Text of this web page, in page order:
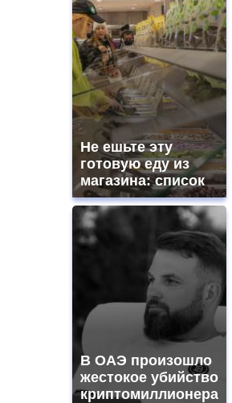
Не ешьте эту
готовую еду из
магазина: список
В ОАЭ произошло
жестокое убийство
криптомиллионера